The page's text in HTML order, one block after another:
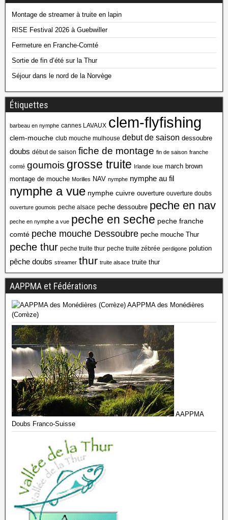
Montage de streamer à truite en lapin
RISE Festival 2026 à Guebwiller
Fermeture en Franche-Comté
Sortie de fin d’été sur la Thur
Séjour dans le nord de la Norvège
Étiquettes
barbeau en nymphe cannes LAVAUX clem-flyfishing
clem-mouche club mouche mulhouse debut de saison dessoubre
doubs début de saison fiche de montage fin de saison franche
comté goumois grosse truite Irlande loue march brown
montage de mouche Morilles NAV nymphe nymphe au fil
nymphe a vue nymphe cuivre ouverture ouverture doubs
ouverture goumois peche alsace peche dessoubre peche en nav
peche en nymphe a vue peche en seche peche franche
comté peche mouche Dessoubre peche mouche Thur
peche thur peche truite thur peche truite zébrée perdigone polution
pêche doubs streamer thur truite alsace truite thur
AAPPMA et Fédérations
AAPPMA des Monédières
(Corrèze)
AAPPMA
Doubs Franco-Suisse